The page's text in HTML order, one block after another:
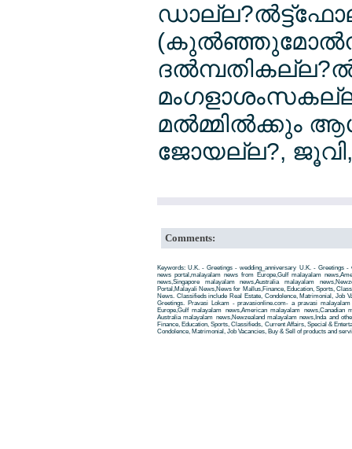
മല്‍മ്മില്‍ക്കും
ജോയല്ല?,
Comments:
Keywords: U.K. - Greetings - wedding_anniversary U.K. - Greetings -
news portal,malayalam news from Europe,Gulf malayalam
news,Singapore malayalam news,Australia malayalam
Portal,Malayali News,News for Mallus,Finance, Education, Sports,
News. Classifieds include Real Estate, Condolence, Matrimonial, Job
Greetings. Pravasi Lokam - pravasionline.com- a pravasi
Europe,Gulf malayalam news,American malayalam news,Canadian
Australia malayalam news,Newzealand malayalam news,Inda and
Finance, Education, Sports, Classifieds, Current Affairs, Special &
Condolence, Matrimonial, Job Vacancies, Buy & Sell of products and